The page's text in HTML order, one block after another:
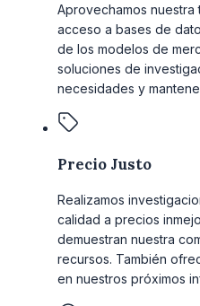
Aprovechamos nuestra
acceso a bases de
de los modelos de
soluciones de
necesidades y
Precio Justo
Realizamos
calidad a precios
demuestran nuestra
recursos. También
en nuestros próximos